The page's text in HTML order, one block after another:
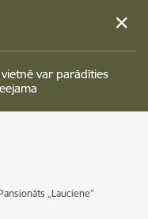
var parādīties
„Lauciene”